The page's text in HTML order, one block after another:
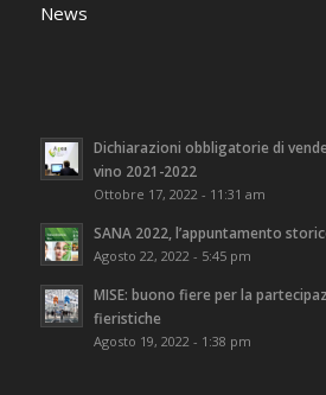
News
Dichiarazioni obbligatorie di
vino 2021-2022
Ottobre 17, 2022 - 11:31 am
SANA 2022, l’appuntamento
Agosto 22, 2022 - 5:45 pm
MISE: buono fiere per la
fieristiche
Agosto 19, 2022 - 1:38 pm